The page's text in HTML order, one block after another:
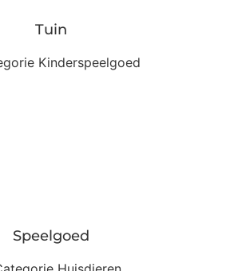
Tuin
Speelgoed